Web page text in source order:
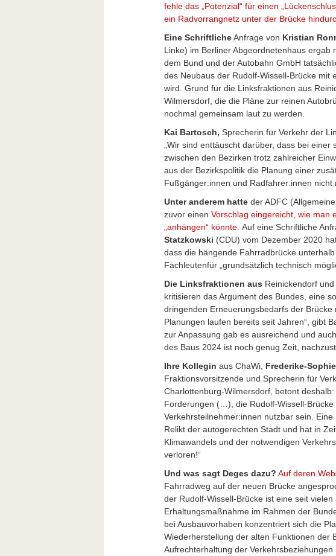
fehle das „Potenzial“ für einen
ein Radvorrangnetz unter der Brücke
Eine SchriftlicheAnfrage von Kristian
Linke) im Berliner Abgeordnetenhaus ergab
dem Bund und der Autobahn GmbH
des Neubaus der Rudolf-Wissell-Brücke mit
wird. Grund für die Linksfraktionen aus
Wilmersdorf, die die Pläne zur reinen
nochmal gemeinsam laut zu werden.
Kai Bartosch, Sprecherin für Verkehr der
„Wir sind enttäuscht darüber, dass bei
zwischen den Bezirken trotz zahlreicher
aus der Bezirkspolitik die Planung einer
Fußgänger:innen und Radfahrer:innen nicht
Unter anderem hatte der ADFC
zuvor einen Vorschlag eingereicht, wie man
„anhängen“ könnte. Auf eine Schriftliche
Statzkowski (CDU) vom Dezember 2020
dass die hängende Fahrradbrücke
Fachleutenfür „grundsätzlich technisch
Die Linksfraktionen aus Reinickendorf
kritisieren das Argument des Bundes, eine
dringenden Erneuerungsbedarfs der Brücke
Planungen laufen bereits seit Jahren“, gibt
zur Anpassung gab es ausreichend und
des Baus 2024 ist noch genug Zeit,
Ihre Kollegin aus ChaWi, Frederike-
Fraktionsvorsitzende und Sprecherin für
Charlottenburg-Wilmersdorf, betont
Forderungen (…), die Rudolf-Wissell-Brücke
Verkehrsteilnehmer:innen nutzbar sein.
Relikt der autogerechten Stadt und hat in
Klimawandels und der notwendigen
verloren!“
Und was sagt Deges dazu? Auf deren
Fahrradweg auf der neuen Brücke
der Rudolf-Wissell-Brücke ist eine seit
Erhaltungsmaßnahme im Rahmen der
bei Ausbauvorhaben konzentriert sich die
Wiederherstellung der alten Funktionen der
Aufrechterhaltung der